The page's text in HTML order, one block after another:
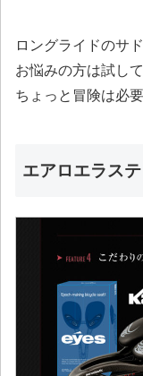
ロングライドのサ
お悩みの方は試し
ちょっと冒険は必要
エアロエラス